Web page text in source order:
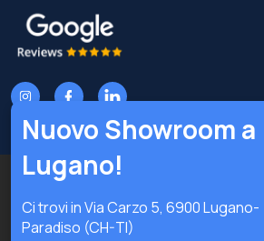
Copyright © Terzi Service S.r.l. — Tutti i diritti riservati.
Privacy Policy Cookie Policy
Preferenze privacy
Nuovo Showroom a
Lugano!
Ci trovi in Via Carzo 5, 6900 Lugano-
Paradiso (CH-TI)